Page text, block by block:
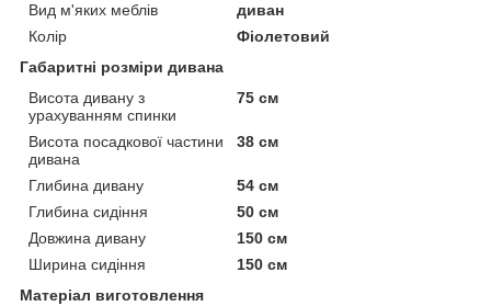
Вид м'яких меблів
диван
Колір
Фіолетовий
Габаритні розміри дивана
Висота дивану з
урахуванням спинки
75 см
Висота посадкової частини
дивана
38 см
Глибина дивану
54 см
Глибина сидіння
50 см
Довжина дивану
150 см
Ширина сидіння
150 см
Матеріал виготовлення